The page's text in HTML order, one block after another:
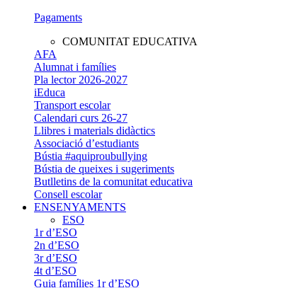
Pagaments​
COMUNITAT EDUCATIVA
AFA
Alumnat i famílies
Pla lector 2026-2027
iEduca
Transport escolar
Calendari curs 26-27
Llibres i materials didàctics
Associació d’estudiants
Bústia #aquiproubullying
Bústia de queixes i sugeriments
Butlletins de la comunitat educativa
Consell escolar
ENSENYAMENTS
ESO
1r d’ESO
2n d’ESO
3r d’ESO
4t d’ESO
Guia famílies 1r d’ESO